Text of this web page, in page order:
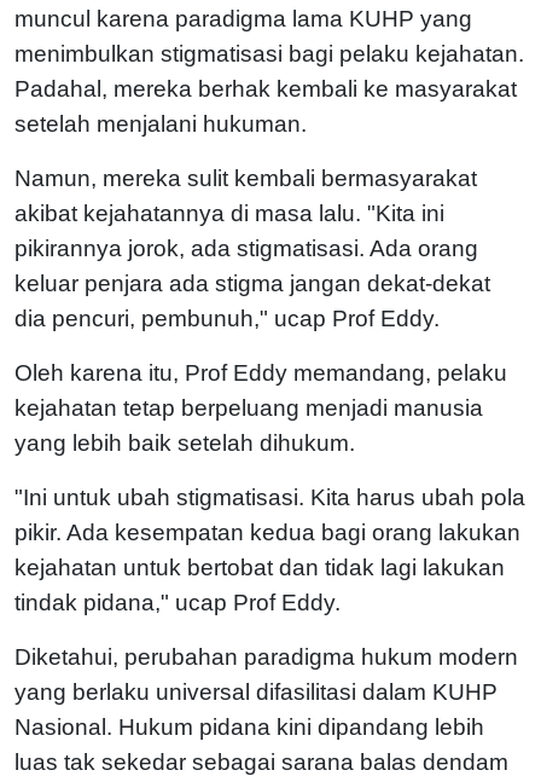
muncul karena paradigma lama KUHP yang
menimbulkan stigmatisasi bagi pelaku kejahatan.
Padahal, mereka berhak kembali ke masyarakat
setelah menjalani hukuman.
Namun, mereka sulit kembali bermasyarakat
akibat kejahatannya di masa lalu. "Kita ini
pikirannya jorok, ada stigmatisasi. Ada orang
keluar penjara ada stigma jangan dekat-dekat
dia pencuri, pembunuh," ucap Prof Eddy.
Oleh karena itu, Prof Eddy memandang, pelaku
kejahatan tetap berpeluang menjadi manusia
yang lebih baik setelah dihukum.
"Ini untuk ubah stigmatisasi. Kita harus ubah pola
pikir. Ada kesempatan kedua bagi orang lakukan
kejahatan untuk bertobat dan tidak lagi lakukan
tindak pidana," ucap Prof Eddy.
Diketahui, perubahan paradigma hukum modern
yang berlaku universal difasilitasi dalam KUHP
Nasional. Hukum pidana kini dipandang lebih
luas tak sekedar sebagai sarana balas dendam